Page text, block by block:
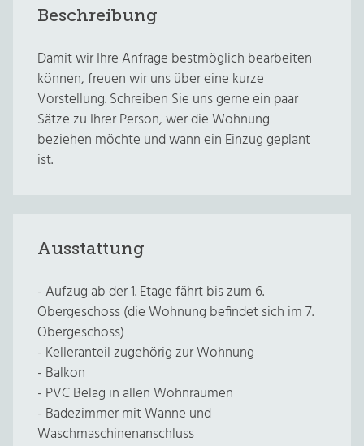
Beschreibung
Damit wir Ihre Anfrage bestmöglich bearbeiten
können, freuen wir uns über eine kurze
Vorstellung. Schreiben Sie uns gerne ein paar
Sätze zu Ihrer Person, wer die Wohnung
beziehen möchte und wann ein Einzug geplant
ist.
Ausstattung
- Aufzug ab der 1. Etage fährt bis zum 6.
Obergeschoss (die Wohnung befindet sich im 7.
Obergeschoss)
- Kelleranteil zugehörig zur Wohnung
- Balkon
- PVC Belag in allen Wohnräumen
- Badezimmer mit Wanne und
Waschmaschinenanschluss